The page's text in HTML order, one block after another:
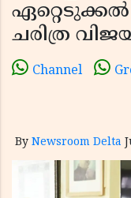
ഏറ്റെടുക്കൽ
ചരിത്ര
Channel
By Newsroom Delta